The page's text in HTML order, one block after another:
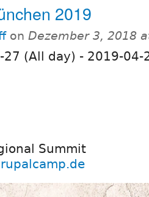
2019
on Dezember 3, 2018
27 (All day) - 2019-04-
Summit